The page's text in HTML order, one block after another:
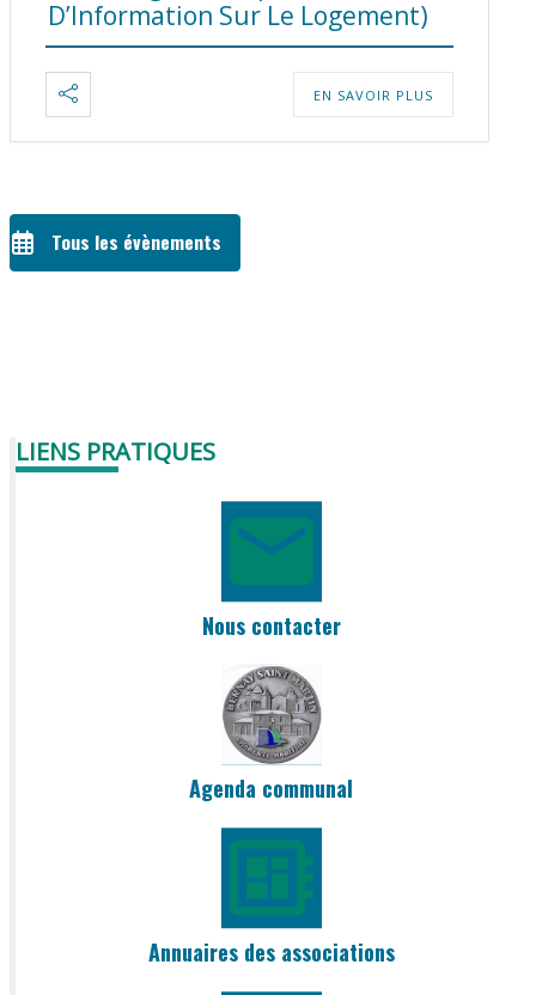
D’Information Sur Le Logement)
EN SAVOIR PLUS
Tous les évènements
LIENS PRATIQUES
Nous contacter
Agenda communal
Annuaires des associations